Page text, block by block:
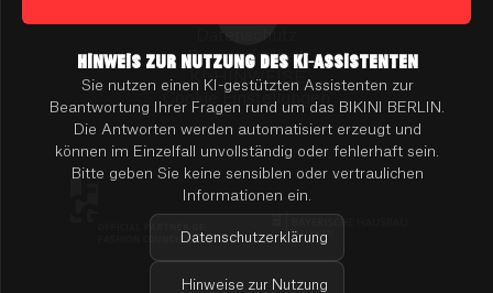
HINWEIS ZUR NUTZUNG DES KI-ASSISTENTEN
Sie nutzen einen KI-gestützten Assistenten zur
Beantwortung Ihrer Fragen rund um das BIKINI BERLIN.
Die Antworten werden automatisiert erzeugt und
können im Einzelfall unvollständig oder fehlerhaft sein.
Bitte geben Sie keine sensiblen oder vertraulichen
Informationen ein.
Datenschutzerklärung
Hinweise zur Nutzung
Barrierefreiheit
KI-HINWEISE
Cookie Einstellungen